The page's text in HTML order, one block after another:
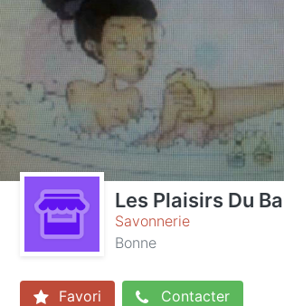
Les Plaisirs Du
Savonnerie
Bonne
Favori Contacter